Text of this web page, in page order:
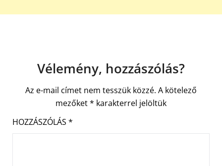
Vélemény, hozzászólás?
Az e-mail címet nem tesszük közzé. A kötelező
mezőket* karakterrel jelöltük
HOZZÁSZÓLÁS *